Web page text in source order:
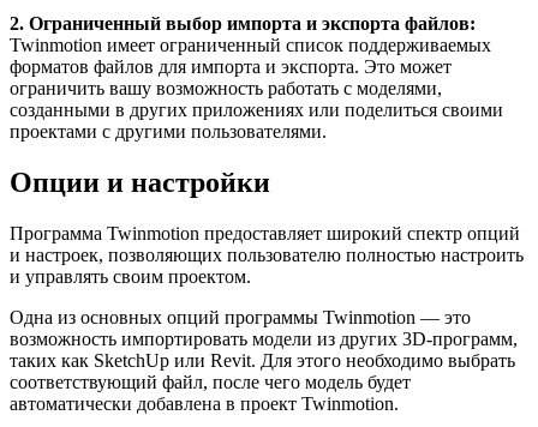
2. Ограниченный выбор импорта и экспорта файлов:
Twinmotion имеет ограниченный список поддерживаемых
форматов файлов для импорта и экспорта. Это может
ограничить вашу возможность работать с моделями,
созданными в других приложениях или поделиться своими
проектами с другими пользователями.
Опции и настройки
Программа Twinmotion предоставляет широкий спектр опций
и настроек, позволяющих пользователю полностью настроить
и управлять своим проектом.
Одна из основных опций программы Twinmotion — это
возможность импортировать модели из других 3D-программ,
таких как SketchUp или Revit. Для этого необходимо выбрать
соответствующий файл, после чего модель будет
автоматически добавлена в проект Twinmotion.